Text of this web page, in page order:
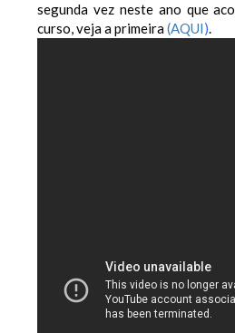
segunda vez neste ano que
curso, veja a primeira(AQUI).